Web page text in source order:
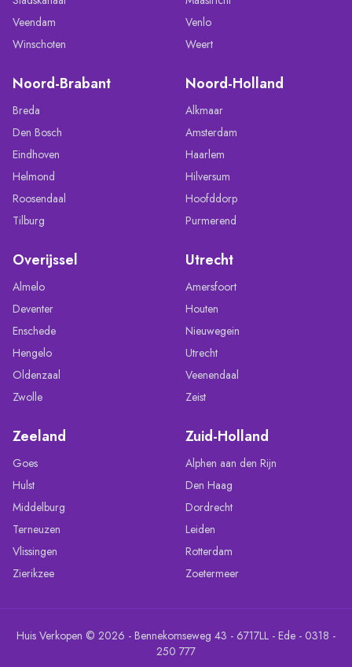
Veendam
Winschoten
Venlo
Weert
Noord-Brabant
Breda
Den Bosch
Eindhoven
Helmond
Roosendaal
Tilburg
Noord-Holland
Alkmaar
Amsterdam
Haarlem
Hilversum
Hoofddorp
Purmerend
Overijssel
Almelo
Deventer
Enschede
Hengelo
Oldenzaal
Zwolle
Utrecht
Amersfoort
Houten
Nieuwegein
Utrecht
Veenendaal
Zeist
Zeeland
Goes
Hulst
Middelburg
Terneuzen
Vlissingen
Zierikzee
Zuid-Holland
Alphen aan den Rijn
Den Haag
Dordrecht
Leiden
Rotterdam
Zoetermeer
Huis Verkopen © 2026 - Bennekomseweg 43 - 6717LL - Ede - 0318 -
250 777